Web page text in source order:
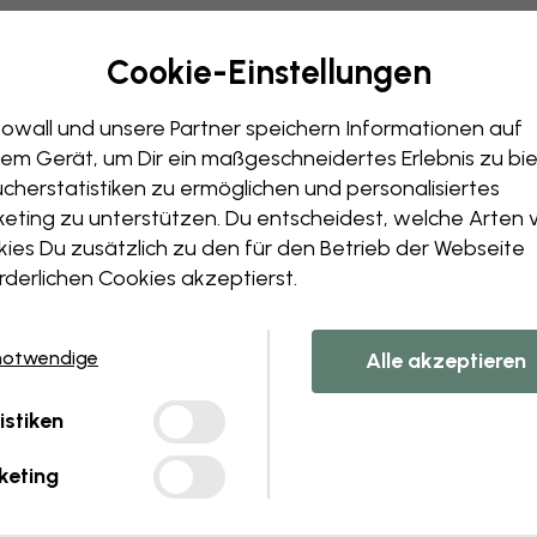
Bearbeiten Sie Ihre
Unser Designteam kann
Fügen Sie ein Objekt
Personalisieren Sie ein
Erstellen Sie Ihre eigene
Fordern Sie Ihre Änderungen
in 45 cm breiten Bahnen
BELIEBTESTE
Cookie-Einstellungen
und unsere Partner speichern Informationen auf
Gerät, um Dir ein maßgeschneidertes Erlebnis zu
zu ermöglichen und personalisiertes
zu unterstützen. Du entscheidest, welche Arten
Du zusätzlich zu den für den Betrieb der Webseite
Cookies akzeptierst.
Alle akzeptieren